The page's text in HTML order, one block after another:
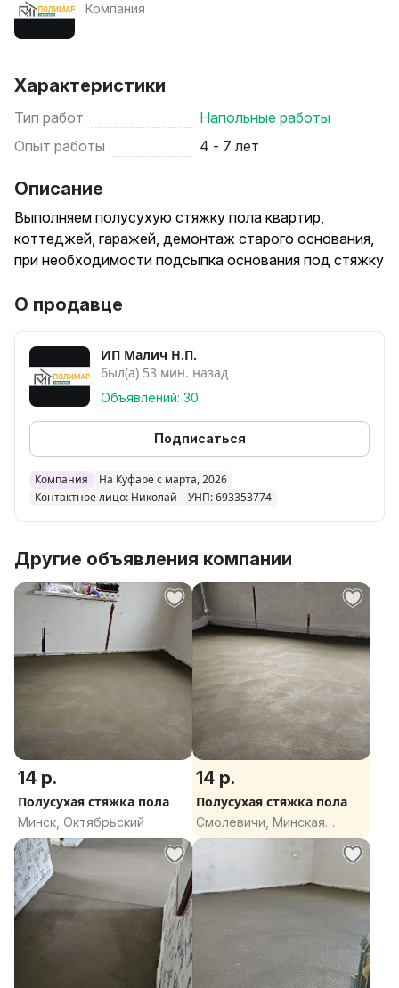
Компания
Характеристики
Тип работ
Напольные работы
Опыт работы
4 - 7 лет
Описание
Выполняем полусухую стяжку пола квартир,
коттеджей, гаражей, демонтаж старого основания,
при необходимости подсыпка основания под стяжку
О продавце
ИП Малич Н.П.
был(а) 53 мин. назад
Объявлений: 30
Подписаться
Компания
На Куфаре с марта, 2026
Контактное лицо: Николай
УНП: 693353774
Другие объявления компании
14 р.
Полусухая стяжка пола
Минск, Октябрьский
14 р.
Полусухая стяжка пола
Смолевичи, Минская
область